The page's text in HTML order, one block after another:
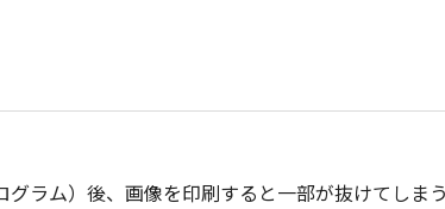
ラム）後、画像を印刷すると一部が抜けてしま